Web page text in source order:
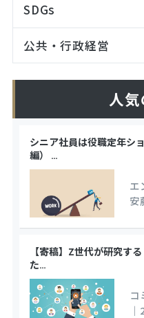
SDGs
公共・行政経営
人
シニア社員は役職定年シ
編）
…
エ
安
【寄稿】Z世代が研究す
た…
コ
｜